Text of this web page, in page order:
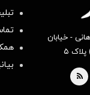
- خیابان
۵